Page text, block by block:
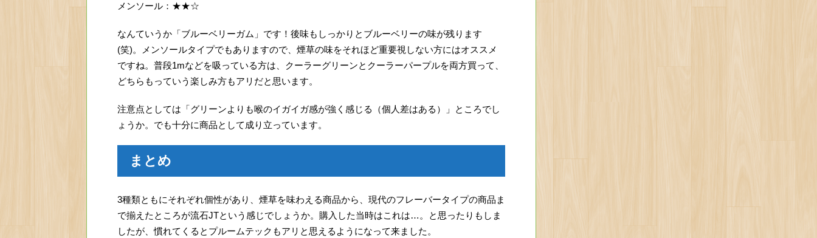
メンソール：★★☆
なんていうか「ブルーベリーガム」です！後味もしっかりとブルーベリーの味が残ります
(笑)。メンソールタイプでもありますので、煙草の味をそれほど重要視しない方にはオススメ
ですね。普段1mなどを吸っている方は、クーラーグリーンとクーラーパープルを両方買って、
どちらもっていう楽しみ方もアリだと思います。
注意点としては「グリーンよりも喉のイガイガ感が強く感じる（個人差はある）」ところでし
ょうか。でも十分に商品として成り立っています。
まとめ
3種類ともにそれぞれ個性があり、煙草を味わえる商品から、現代のフレーバータイプの商品ま
で揃えたところが流石JTという感じでしょうか。購入した当時はこれは…。と思ったりもしま
したが、慣れてくるとプルームテックもアリと思えるようになって来ました。